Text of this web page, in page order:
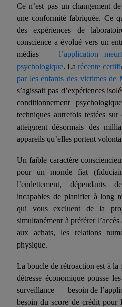
Ce n’est pas un changement
une conformité fabriquée. Ce
des expériences de
conscience a évolué vers un
médias — l’application
psychologique. Larécente
par les enfants des victimes de
s’agissait pas d’expériences
conditionnement
techniques autrefois testées
atteignent désormais des
appareils qu’elles portent
Un faible caractère
pour un monde fiat (
l’endettement, dépendants
incapables de planifier à long
qui vous excluent de la
simultanément à préférer
aux achats, les relations
physique.
La boucle de rétroaction est à la
détresse économique pousse
surveillance — besoin de
besoin du score de crédit pour